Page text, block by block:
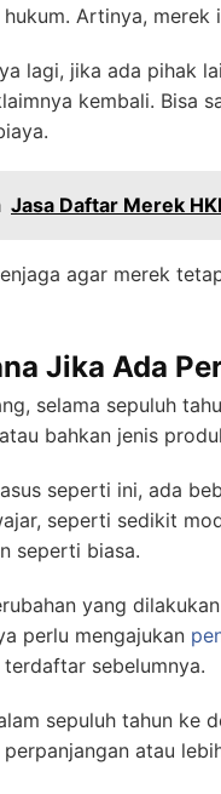
Artinya,
lagi, jika ada pihak
kembali. Bisa
Jasa Daftar Merek
agar merek
Jika Ada
selama sepuluh
bahkan jenis
seperti ini, ada
seperti sedikit
seperti biasa.
yang
perlu mengajukan
sebelumnya.
sepuluh tahun ke
atau